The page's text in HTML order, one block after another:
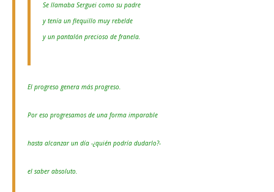
Se llamaba Serguei como su padre
y tenía un flequillo muy rebelde
y un pantalón precioso de franela.
El progreso genera más progreso.
Por eso progresamos de una forma imparable
hasta alcanzar un día -¿quién podría dudarlo?-
el saber absoluto.